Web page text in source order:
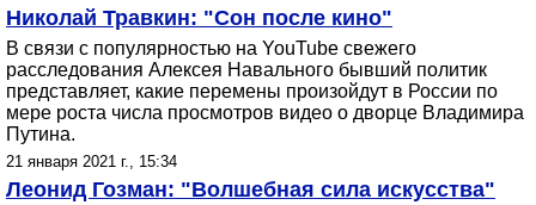
Николай Травкин: "Сон после кино"
В связи с популярностью на YouTube свежего
расследования Алексея Навального бывший политик
представляет, какие перемены произойдут в России по
мере роста числа просмотров видео о дворце Владимира
Путина.
21 января 2021 г., 15:34
Леонид Гозман: "Волшебная сила искусства"